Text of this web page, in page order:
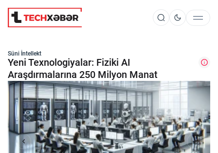
Süni İntellekt
Elm və Kosmos
Texnoloji İnkişaf
Süni İntellekt
Yeni Texnologiyalar: Fiziki AI
Araşdırmalarına 250 Milyon Manat